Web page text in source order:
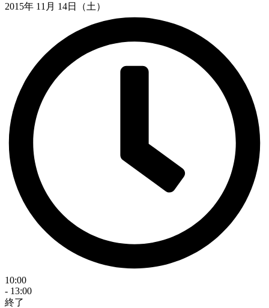
2015年 11月 14日（土）
10:00
- 13:00
終了